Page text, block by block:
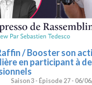
/ Booster son
en participant à
Saison 3 - Épisode 27 - 06/